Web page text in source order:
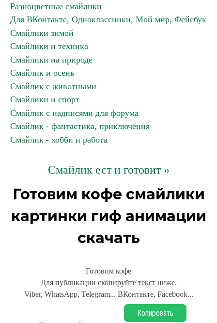
Разноцветные смайлики
Для ВКонтакте, Одноклассники, Мой мир, Фейсбук
Смайлики зимой
Смайлики и техника
Смайлики на природе
Смайлик и осень
Смайлик с животными
Смайлики и спорт
Смайлик с надписями для форума
Смайлик - фантастика, приключения
Смайлик - хобби и работа
Смайлик ест и готовит »
Готовим кофе смайлики
картинки гиф анимации
скачать
Готовим кофе
Для публикации скопируйте текст ниже.
Viber, WhatsApp, Telegram... ВКонтакте, Facebook...
Копировать